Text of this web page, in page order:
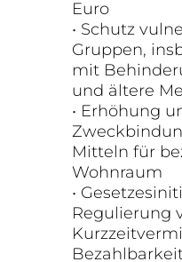
Euro
• Schutz
Gruppen,
mit
und ältere
• Erhöhung
Mitteln für
Wohnraum
•
Regulierung